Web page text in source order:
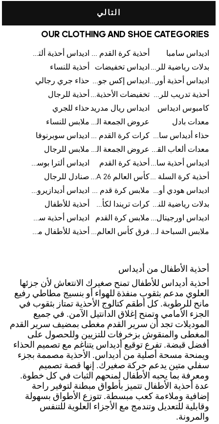
التالي
OUR CLOTHING AND SHOE CATEGORIES
اديداس سامبا أحذية كرة القدم للرجال
اديداس أحذية ألترا بوست للرجال
بدلات رياضية للرجال اديداس تخفيضات
أحذية للنساء
اديداس أحذية أورجينالز
اديداس إكس جود بيلينغهام حذاء جري رجالي
أحذية تدريب للرجال
تخفيضات الأحذية للرجال أحذية للرجال
كامبوس اديداس
اديداس ريال مدريد حذاء للجري
معدات بادل
عروض الجمعة البيضاء للرجال ملابس للنساء
حذاء أديداس سامبا للأطفال
كرات كرة القدم للرجال اديداس سوبرنوفا
معدات ألعاب القوى
عروض الجمعة البيضاء للسيدات ملابس للرجال
اديداس أحذية سامبا للنساء أحذية كرة القدم
اديداس ألترا بوست
أحذية كرة السلة للرجال
كأس العالم FIFA 26™ صنادل للرجال
اديداس هودي أورجينال للنساء
ملابس كرة قدم للاطفال
اديداس أديدازيرو معدات الجري
بدلات رياضية للنساء
كرات تريندا لكأس العالم FIFA 26™
أحذية للأطفال
اديداس اورجينال ملابس ملابس كرة القدم
اديداس أحذية سوبرنوفا للرجال
ملابس السباحة للرجال
فرق كأس العالم FIFA 26™ أحذية للأطفال من 8 إلى 16 سنة
أحذية الأطفال من أديداس
أحذية أديداس للأطفال تمنح صغيرك الانتعاش لأن جزئها
العلوي مدعم بثقوب منفذة للهواء أو بنسيج مطاطي رفيع
مانح للرطوبة. كل أطقم كتالوج الأحذية تمتاز بثقوب في
الجزء الأمامي وتمنح إغلاق الدانتيل الآمن. في جميع
الموديلات تجد أن سرير القدم مغطى بمضيف سرير القدم
المغطى والمنقوش بزخرفات للتزيين وللحصول على
أفضل قبضة. تفرع توقيع أديداس يتناغم مع تصميم الحذاء
ويمنحة مسحة أصلية من أديداس. الأحذية مصممة بجزء
سفلي متين يدعم حركة صغيرك. إنها قصة تصميم
ومعرفة بما يحبه الأطفال لمنحهم الثبات في كل خطوة.
عدة أحذية الأطفال تتميز بأطواق مبطنة لتوفير راحة
إضافية وملاءمة كعب مبسطة. تتوزع الأطواق بسهولة
وقابلية للتعديل وتندمج مع الأجزاء العلوية للتنفس
والمرونة.